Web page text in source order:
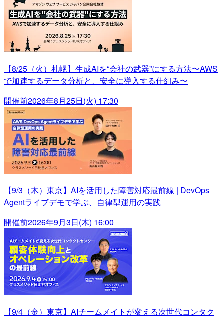
【8/25（火）札幌】生成AIを“会社の武器”にする方法〜AWS
で加速するデータ分析と、安全に導入する仕組み〜
開催前2026年8月25日(火) 17:30
【9/3（木）東京】AIを活用した障害対応最前線 | DevOps
Agentライブデモで学ぶ、自律型運用の実践
開催前2026年9月3日(木) 16:00
【9/4（金）東京】AIチームメイトが変える次世代コンタク